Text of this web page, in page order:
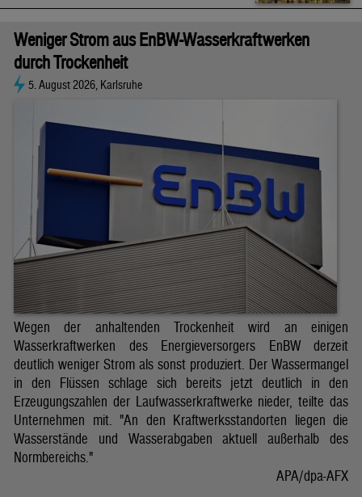
Weniger Strom aus EnBW-Wasserkraftwerken
durch Trockenheit
5. August 2026, Karlsruhe
Wegen der anhaltenden Trockenheit wird an einigen
Wasserkraftwerken des Energieversorgers EnBW derzeit
deutlich weniger Strom als sonst produziert. Der Wassermangel
in den Flüssen schlage sich bereits jetzt deutlich in den
Erzeugungszahlen der Laufwasserkraftwerke nieder, teilte das
Unternehmen mit. "An den Kraftwerksstandorten liegen die
Wasserstände und Wasserabgaben aktuell außerhalb des
Normbereichs."
APA/dpa-AFX